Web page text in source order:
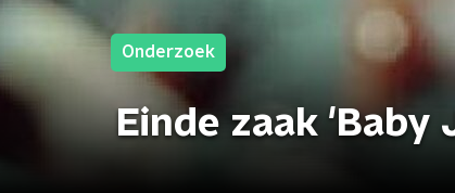
Onderzoek
Einde zaak